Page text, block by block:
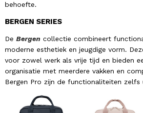
behoefte.
BERGEN SERIES
De Bergen collectie combineert
moderne esthetiek en jeugdige vorm.
voor zowel werk als vrije tijd en bieden
organisatie met meerdere vakken en
Bergen Pro zijn de functionaliteiten zelfs